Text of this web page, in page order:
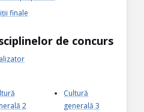
finale
de concurs
2
Cultură
generală 3